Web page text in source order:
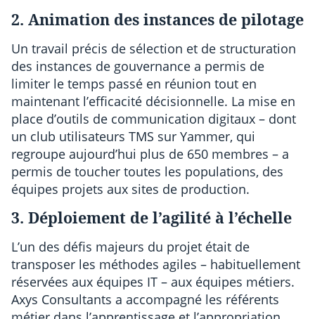
2. Animation des instances de pilotage
Un travail précis de sélection et de structuration
des instances de gouvernance a permis de
limiter le temps passé en réunion tout en
maintenant l’efficacité décisionnelle. La mise en
place d’outils de communication digitaux – dont
un club utilisateurs TMS sur Yammer, qui
regroupe aujourd’hui plus de 650 membres – a
permis de toucher toutes les populations, des
équipes projets aux sites de production.
3. Déploiement de l’agilité à l’échelle
L’un des défis majeurs du projet était de
transposer les méthodes agiles – habituellement
réservées aux équipes IT – aux équipes métiers.
Axys Consultants a accompagné les référents